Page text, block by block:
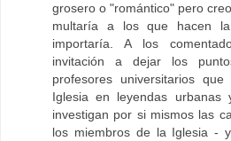
grosero o "romántico" pero
multaría a los que hacen
importaría. A los
invitación a dejar los
profesores universitarios
Iglesia en leyendas
investigan por si mismos las
los miembros de la Iglesia -